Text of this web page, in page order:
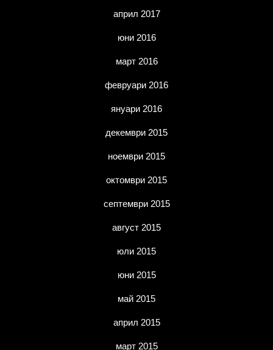
април 2017
юни 2016
март 2016
февруари 2016
януари 2016
декември 2015
ноември 2015
октомври 2015
септември 2015
август 2015
юли 2015
юни 2015
май 2015
април 2015
март 2015